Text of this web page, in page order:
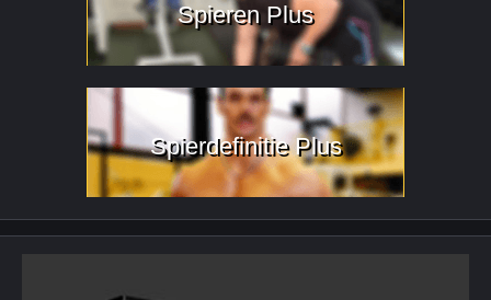
Spieren Plus
Spierdefinitie Plus